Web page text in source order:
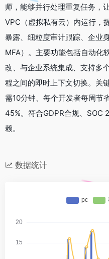
师，能够并行处理重复任务，
VPC（虚拟私有云）内运行，
暴露、细粒度审计跟踪、企业
MFA）。主要功能包括自动化
改、与企业系统集成、支持多
程之间的即时上下文切换。关
需10分钟、每个开发者每周节
45%。符合GDPR合规、SOC
赖。
数据统计